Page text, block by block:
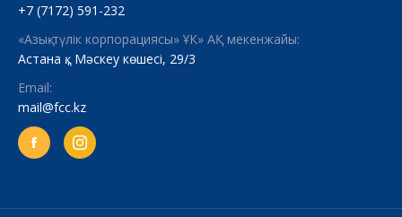
+7 (7172) 591-232
«Азық-түлік корпорациясы» ҰК» АҚ мекенжайы:
Астана қ., Мәскеу көшесі, 29/3
Email:
mail@fcc.kz
Facebook